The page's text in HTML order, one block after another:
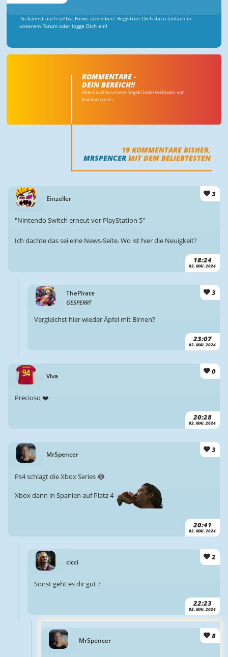
Du kannst auch selbst News schreiben. Registrier Dich dazu einfach in
unserem Forum oder logge Dich ein!
KOMMENTARE -
DEIN BEREICH!!
Bitte beachte unsere Regeln beim Verfassen von
Kommentaren.
19 KOMMENTARE BISHER,
MRSPENCER MIT DEM BELIEBTESTEN
Einzeller
3
18:24
02. MAI. 2024
"Nintendo Switch erneut vor PlayStation 5"
Ich dachte das sei eine News-Seite. Wo ist hier die Neuigkeit?
ThePirate
GESPERRT
3
23:07
02. MAI. 2024
Vergleichst hier wieder Äpfel mit Birnen?
Viva
0
20:28
02. MAI. 2024
Precioso ❤️
MrSpencer
3
20:41
02. MAI. 2024
Ps4 schlägt die Xbox Series 😂
Xbox dann in Spanien auf Platz 4
cicci
2
22:23
02. MAI. 2024
Sonst geht es dir gut ?
MrSpencer
8